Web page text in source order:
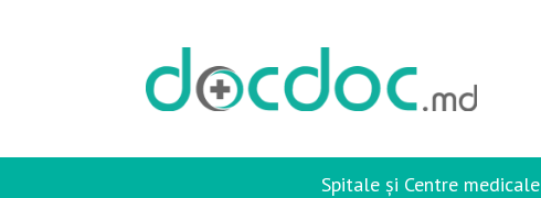
Spitale și Centre medicale